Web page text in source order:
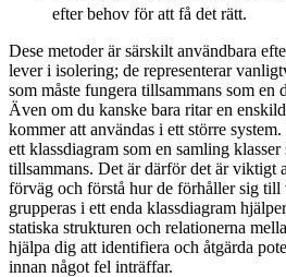
efter behov för att få det rätt.
Dese metoder är särskilt användbara
lever i isolering; de representerar
som måste fungera tillsammans som en
Även om du kanske bara ritar en
kommer att användas i ett större
ett klassdiagram som en samling
tillsammans. Det är därför det är viktigt
förväg och förstå hur de förhåller sig till
grupperas i ett enda klassdiagram
statiska strukturen och relationerna
hjälpa dig att identifiera och åtgärda
innan något fel inträffar.